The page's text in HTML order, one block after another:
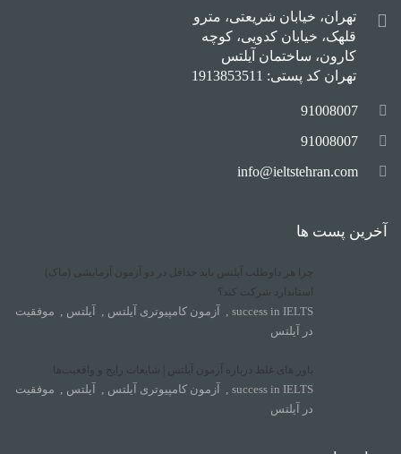
تهران، خیابان شریعتی، مترو
قلهک، خیابان کدویی، کوچه
کارون، ساختمان آیلتس
تهران کد پستی: 1913853511
91008007
91008007
info@ieltstehran.com
آخرین پست ها
چرا هر داوطلب آیلتس باید حداقل در دو آزمون آزمایشی (ماک)
استاندارد شرکت کند؟
success in IELTS آزمون کامپیوتری آیلتس آیلتس
موفقیت
در آیلتس
باور های غلط درباره آزمون آیلتس | شایعات رایج و واقعیت‌ها
success in IELTS آزمون کامپیوتری آیلتس آیلتس
موفقیت
در آیلتس